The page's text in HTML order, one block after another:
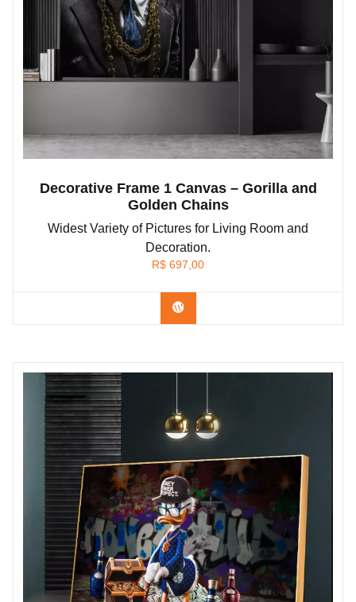
Decorative Frame 1 Canvas – Gorilla and
Golden Chains
Widest Variety of Pictures for Living Room and
Decoration.
R$ 697,00
Confira os modelos